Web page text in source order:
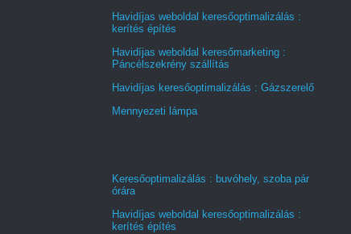
Havidíjas weboldal keresőoptimalizálás :
kerítés építés
Havidíjas weboldal keresőmarketing :
Páncélszekrény szállítás
Havidíjas keresőoptimalizálás : Gázszerelő
Mennyezeti lámpa
Keresőoptimalizálás : buvóhely, szoba pár
órára
Havidíjas weboldal keresőoptimalizálás :
kerítés építés